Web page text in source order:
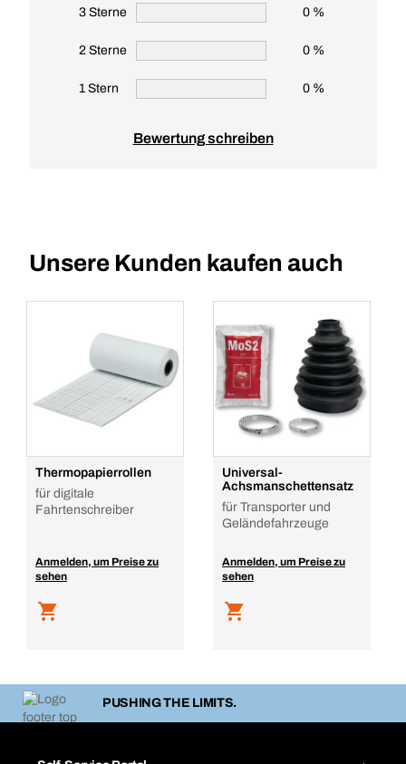
3 Sterne 0 %
2 Sterne 0 %
1 Stern 0 %
Bewertung schreiben
Unsere Kunden kaufen auch
Thermopapierrollen
für digitale
Fahrtenschreiber
Anmelden, um Preise zu
sehen
Universal-
Achsmanschettensatz
für Transporter und
Geländefahrzeuge
Anmelden, um Preise zu
sehen
PUSHING THE LIMITS.